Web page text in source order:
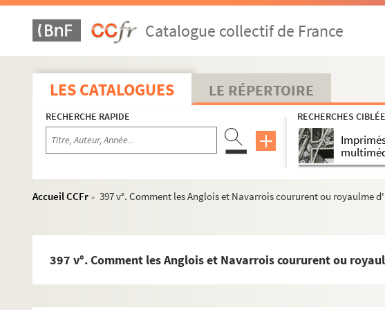
Catalogue collectif de France
LES CATALOGUES LE RÉPERTOIRE
RECHERCHE RAPIDE RECHERCHES
Accueil CCFr > 397 v°. Comment les Anglois et Navarrois coururent ou royaulme
397 v°. Comment les Anglois et Navarrois coururent ou
364 v°. Comment les hostaiges que ceulx de Derval avoient bailliez
366 v°. Comment plusiers notavilles ou pais de Gascoingne et ailleurs
368 v°. Comment le duc de Bretaigne arriva en Bretaigne ou il prist
369 v°. De la chevaulchee que le sire de Coucy mena en Osteriche et
371 v°. De la grant chevaulchee que le duc d'Anjou fist contre les
373. Des escarmouches qui se faisoient devant Bergerath et comment
374 v°. Comment les Anglois furent ruez jus et les plus grans
376 v°. Comment le conte de Northombrelande reprist par force le